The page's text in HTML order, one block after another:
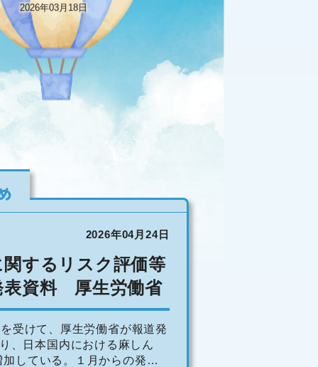
2026年04月24日
関するリスク評価等
表資料 厚生労働省
受けて、厚生労働省が報道発
日本国内における麻しん
加している。１月からの発生
こども家庭庁「こ
どもの不慮の事故
資料等リンク集」
を作成
2025年11月27日